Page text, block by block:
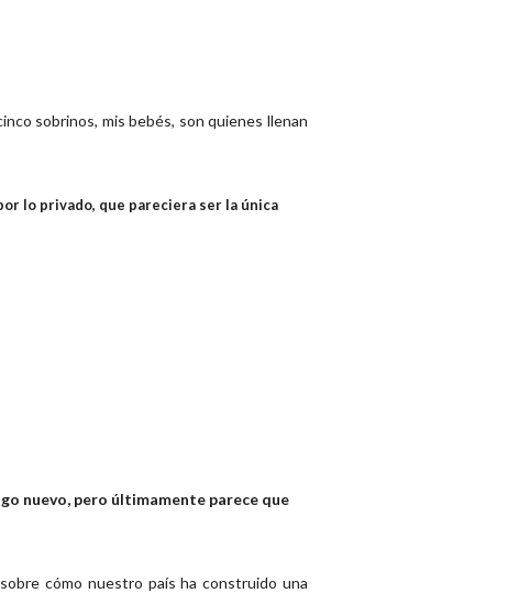
sobrinos, mis bebés, son quienes llenan
lo privado, que pareciera ser la única
nuevo, pero últimamente parece que
cómo nuestro país ha construido una